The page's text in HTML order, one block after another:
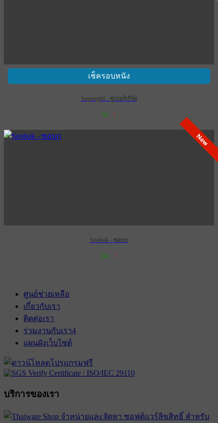
เช็ครอบหนัง
Supergirl - ซูเปอร์เกิร์ล
54 1
New
Seobok - ซอบก
141 7
ศูนย์ช่วยเหลือ
เกี่ยวกับเรา
ติดต่อเรา
ร่วมงานกับเรา4
แผนผังเว็บไซต์
บริการของเรา